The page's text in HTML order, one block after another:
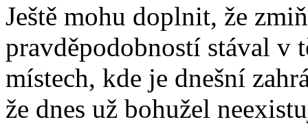
Ještě mohu doplnit, že
pravděpodobností stával v
místech, kde je dnešní
že dnes už bohužel